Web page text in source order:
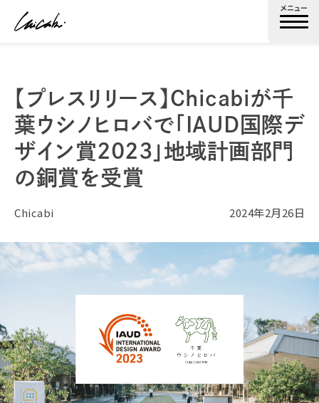
メニュー
【プレスリリース】Chicabiが千
葉ウシノヒロバで「IAUD国際デ
ザイン賞2023」地域計画部門
の銅賞を受賞
Chicabi 2024年2月26日